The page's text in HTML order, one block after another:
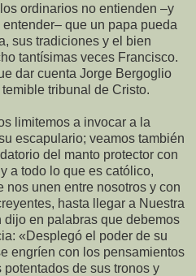
ordinarios no entienden –y
que un papa pueda
sus tradiciones y el bien
tantísimas veces Francisco.
dar cuenta Jorge Bergoglio
tribunal de Cristo.
limitemos a invocar a la
escapulario; veamos también
del manto protector con
a todo lo que es católico,
unen entre nosotros y con
hasta llegar a Nuestra
en palabras que debemos
«Desplegó el poder de su
engríen con los pensamientos
de sus tronos y